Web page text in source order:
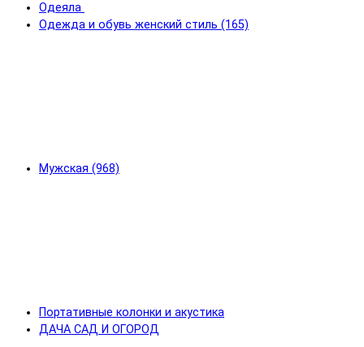
Одеяла
Одежда и обувь женский стиль (165)
Мужская (968)
Портативные колонки и акустика
ДАЧА САД И ОГОРОД